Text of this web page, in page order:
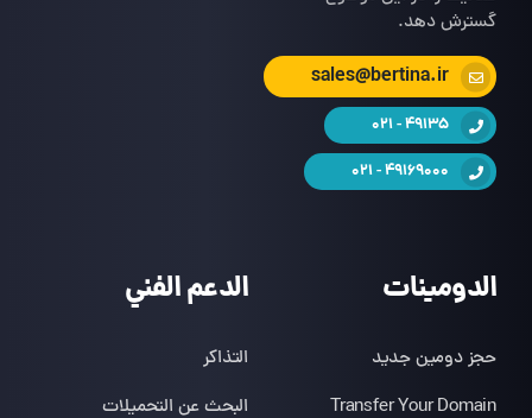
گسترش دهد.
sales@bertina.ir
49135 - 021
49169000 - 021
الدومينات
حجز دومين جديد
Transfer Your Domain
الدعم الفني
التذاكر
البحث عن التحميلات